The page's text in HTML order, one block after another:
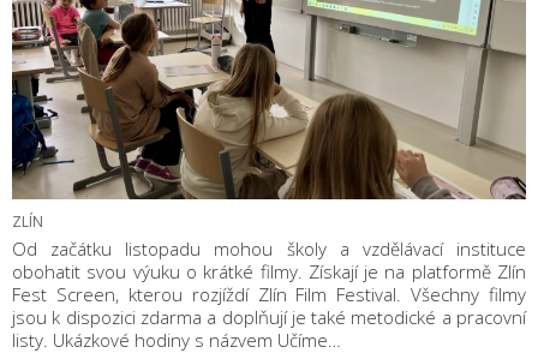
ZLÍN
Od začátku listopadu mohou školy a vzdělávací instituce
obohatit svou výuku o krátké filmy. Získají je na platformě Zlín
Fest Screen, kterou rozjíždí Zlín Film Festival. Všechny filmy
jsou k dispozici zdarma a doplňují je také metodické a pracovní
listy. Ukázkové hodiny s názvem Učíme…